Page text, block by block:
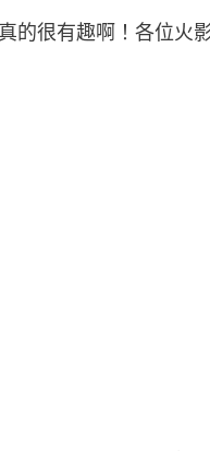
的很有趣啊！各位火